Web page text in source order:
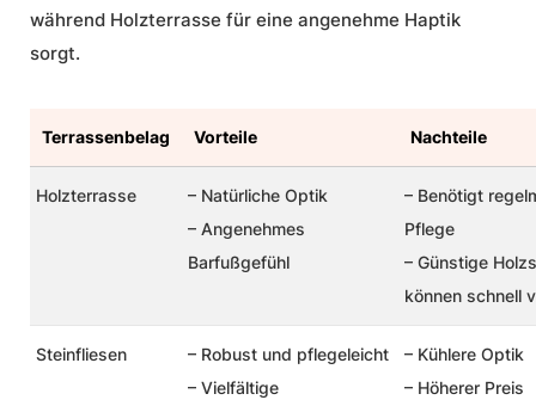
während Holzterrasse für eine angenehme Haptik
sorgt.
Terrassenbelag Vorteile Nachteile
Holzterrasse
– Natürliche Optik
– Angenehmes
Barfußgefühl
– Benötigt
Pflege
– Günstige
können schnell
Steinfliesen
– Robust und pflegeleicht
– Vielfältige
– Kühlere Optik
– Höherer Preis